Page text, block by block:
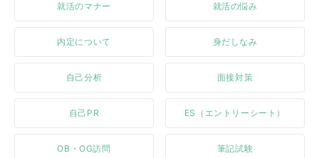
就活のマナー 就活の悩み
内定について 身だしなみ
自己分析 面接対策
自己PR ES（エントリーシート）
OB・OG訪問 筆記試験